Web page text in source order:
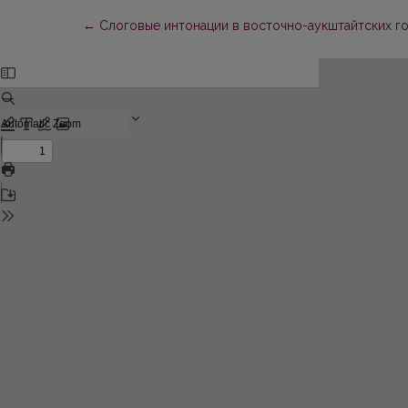
← Return to Article Details
Слоговые интонации в восточно-аукштайтских